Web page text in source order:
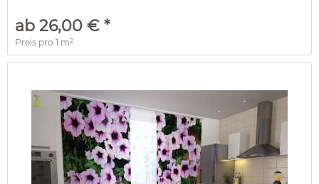
ab 26,00 € *
Preis pro1 m²